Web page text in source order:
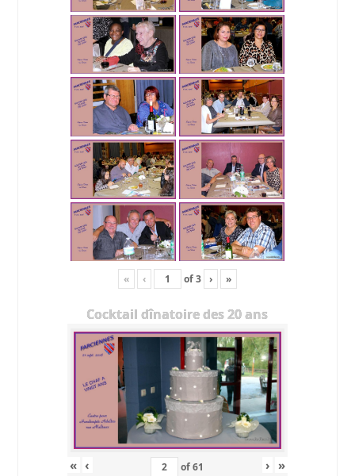
« ‹ of3 › »
Cocktail dînatoire des 20 ans
« ‹ of61 › »